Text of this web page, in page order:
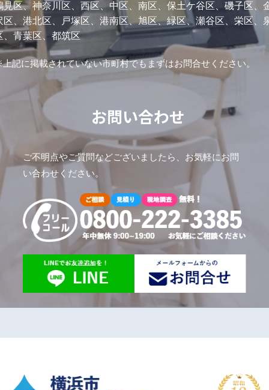
見区、神奈川区、西区、中区、南区、保土ケ谷区、磯子区、
区、港北区、戸塚区、港南区、旭区、緑区、瀬谷区、栄区、
、青葉区、都筑区
記に掲載されていない市町村でもまずはお問合せください。
お問い合わせ
ご不明点やご質問などございましたら、お気軽にお問
い合わせください。